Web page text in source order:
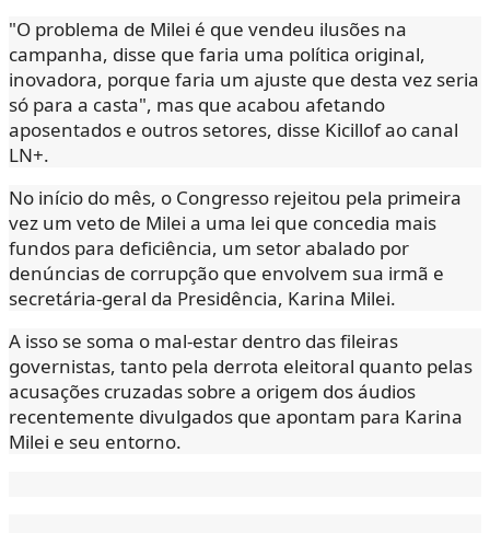
"O problema de Milei é que vendeu ilusões na
campanha, disse que faria uma política original,
inovadora, porque faria um ajuste que desta vez seria
só para a casta", mas que acabou afetando
aposentados e outros setores, disse Kicillof ao canal
LN+.
No início do mês, o Congresso rejeitou pela primeira
vez um veto de Milei a uma lei que concedia mais
fundos para deficiência, um setor abalado por
denúncias de corrupção que envolvem sua irmã e
secretária-geral da Presidência, Karina Milei.
A isso se soma o mal-estar dentro das fileiras
governistas, tanto pela derrota eleitoral quanto pelas
acusações cruzadas sobre a origem dos áudios
recentemente divulgados que apontam para Karina
Milei e seu entorno.